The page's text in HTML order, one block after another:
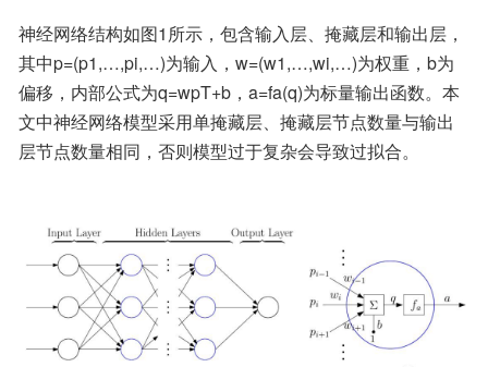
神经网络结构如图1所示，包含输入层、掩藏层和输出层，
其中p=(p1,…,pi,…)为输入，w=(w1,…,wi,…)为权重，b为
偏移，内部公式为q=wpT+b，a=fa(q)为标量输出函数。本
文中神经网络模型采用单掩藏层、掩藏层节点数量与输出
层节点数量相同，否则模型过于复杂会导致过拟合。